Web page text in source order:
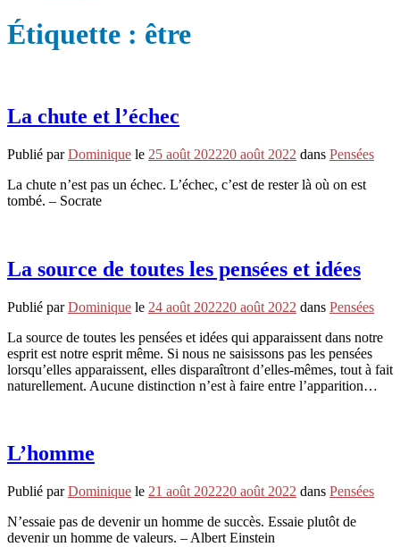
Étiquette : être
La chute et l’échec
Publié parDominique le 25 août 202220 août 2022 dans Pensées
La chute n’est pas un échec. L’échec, c’est de rester là où on est
tombé. – Socrate
La source de toutes les pensées et idées
Publié parDominique le 24 août 202220 août 2022 dans Pensées
La source de toutes les pensées et idées qui apparaissent dans notre
esprit est notre esprit même. Si nous ne saisissons pas les pensées
lorsqu’elles apparaissent, elles disparaîtront d’elles-mêmes, tout à fait
naturellement. Aucune distinction n’est à faire entre l’apparition…
L’homme
Publié parDominique le 21 août 202220 août 2022 dans Pensées
N’essaie pas de devenir un homme de succès. Essaie plutôt de
devenir un homme de valeurs. – Albert Einstein